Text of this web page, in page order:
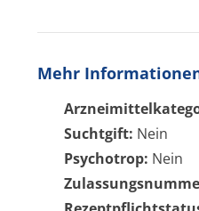
Mehr
Suchtgift: Nein
Psychotrop: Nein